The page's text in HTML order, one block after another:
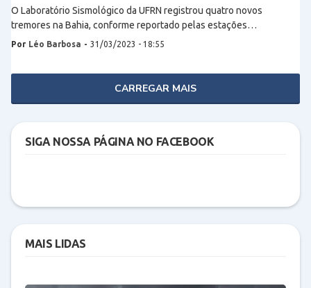
O Laboratório Sismológico da UFRN registrou quatro novos
tremores na Bahia, conforme reportado pelas estações…
Por Léo Barbosa - 31/03/2023 - 18:55
CARREGAR MAIS
SIGA NOSSA PÁGINA NO FACEBOOK
MAIS LIDAS